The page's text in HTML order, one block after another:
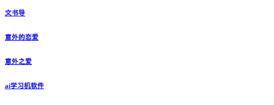
文书导
意外的恋爱
意外之爱
ai学习机软件